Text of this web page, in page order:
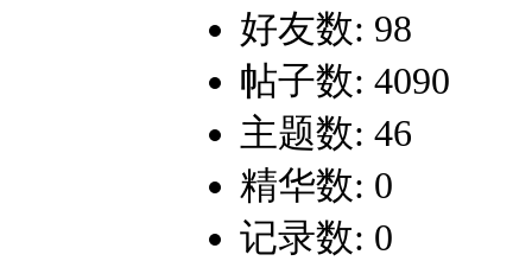
好友数: 98
帖子数: 4090
主题数: 46
精华数: 0
记录数: 0